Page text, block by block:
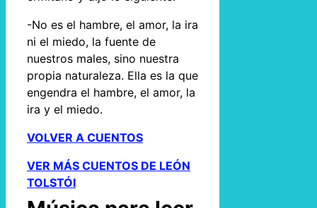
-No es el hambre, el amor, la ira
ni el miedo, la fuente de
nuestros males, sino nuestra
propia naturaleza. Ella es la que
engendra el hambre, el amor, la
ira y el miedo.
VOLVER A CUENTOS
VER MÁS CUENTOS DE LEÓN
TOLSTÓI